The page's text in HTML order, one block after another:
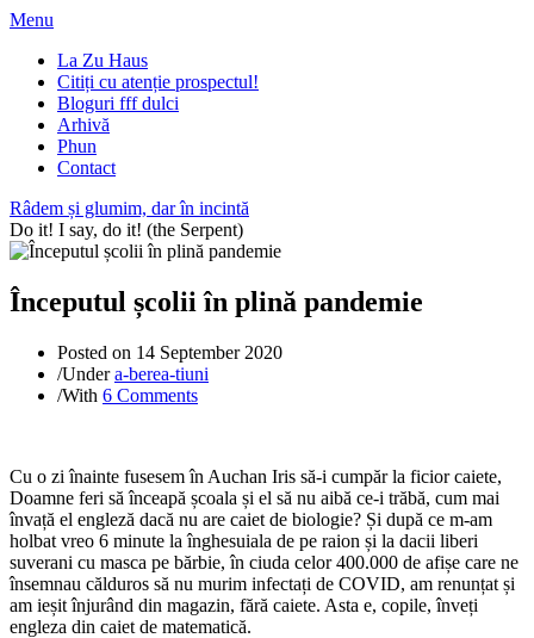
Menu
La Zu Haus
Citiți cu atenție prospectul!
Bloguri fff dulci
Arhivă
Phun
Contact
Râdem și glumim, dar în incintă
Do it! I say, do it! (the Serpent)
Începutul școlii în plină pandemie
Posted on 14 September 2020
/Undera-berea-tiuni
/With 6 Comments
Cu o zi înainte fusesem în Auchan Iris să-i cumpăr la ficior caiete,
Doamne feri să înceapă școala și el să nu aibă ce-i trăbă, cum mai
învață el engleză dacă nu are caiet de biologie? Și după ce m-am
holbat vreo 6 minute la înghesuiala de pe raion și la dacii liberi
suverani cu masca pe bărbie, în ciuda celor 400.000 de afișe care ne
însemnau călduros să nu murim infectați de COVID, am renunțat și
am ieșit înjurând din magazin, fără caiete. Asta e, copile, înveți
engleza din caiet de matematică.